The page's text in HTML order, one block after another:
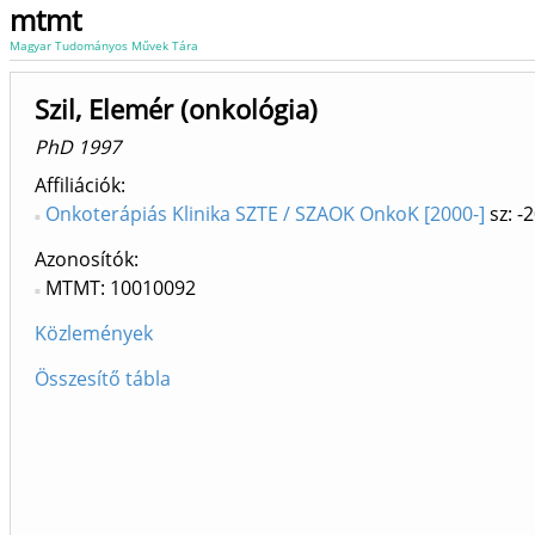
mtmt
Magyar Tudományos Művek Tára
Szil, Elemér (onkológia)
PhD 1997
Affiliációk
Onkoterápiás Klinika SZTE / SZAOK OnkoK [2000-] sz: -
Azonosítók
MTMT: 10010092
Közlemények
Összesítő tábla